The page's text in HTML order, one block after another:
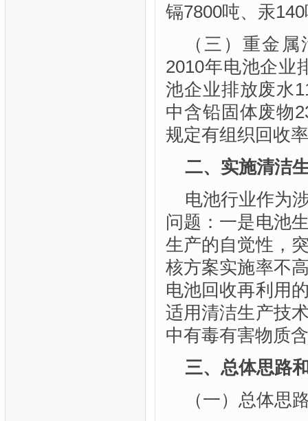
镉7800吨、汞
（三）重金
2010年电池企业
池企业排放废水
中含铅固体废物
规定有组织回收
二、实施清洁
电池行业作为
问题：一是电池
生产的自觉性，
核方案实施率不
电池回收再利用
适用清洁生产技
中有毒有害物质
三、总体思路
（一）总体思